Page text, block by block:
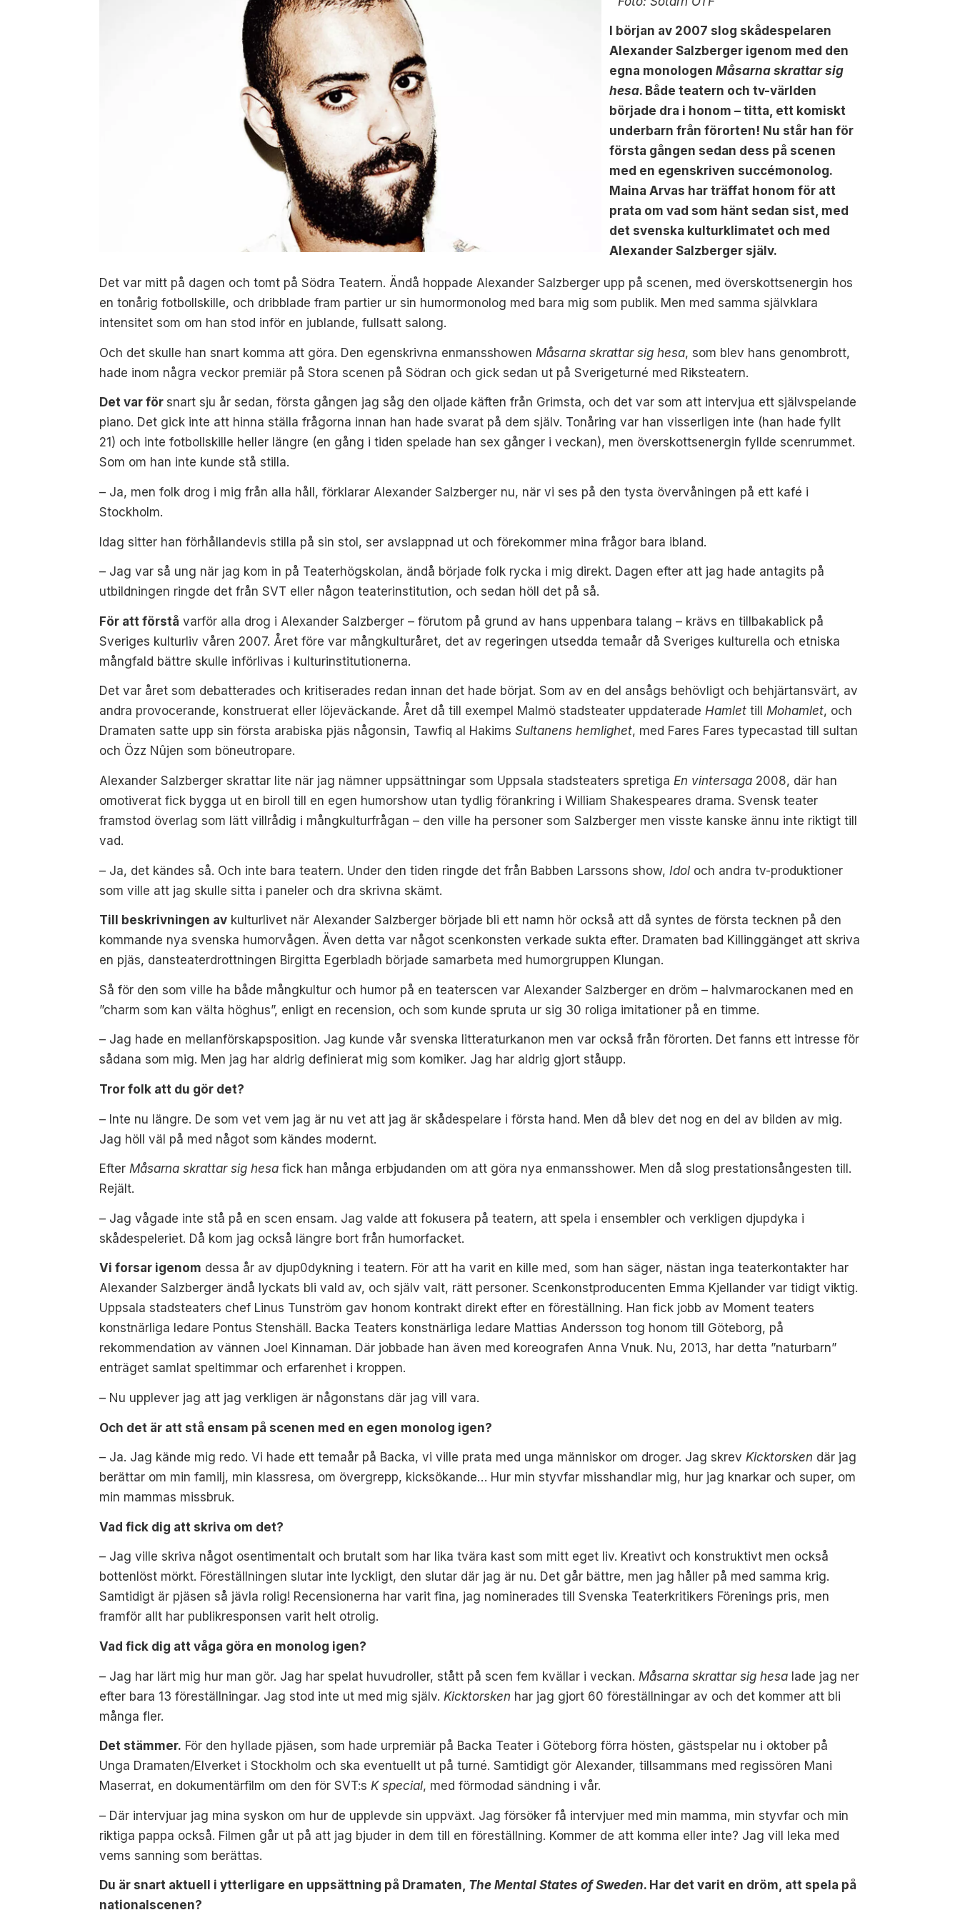
I början av 2007 slog skådespelaren
Alexander Salzberger igenom med den
egna monologenMåsarna skrattar sig
hesa. Både teatern och tv-världen
började dra i honom – titta, ett komiskt
underbarn från förorten! Nu står han för
första gången sedan dess på scenen
med en egenskriven succémonolog.
Maina Arvas har träffat honom för att
prata om vad som hänt sedan sist, med
det svenska kulturklimatet och med
Alexander Salzberger själv.
Det var mitt på dagen och tomt på Södra Teatern. Ändå hoppade Alexander Salzberger upp på scenen, med överskottsenergin hos
en tonårigfotbollskille, och dribbladefram partier ur sin humormonolog med bara mig som publik. Men med samma självklara
intensitet som om han stod inför en jublande, fullsatt salong.
Och det skulle han snart komma att göra. Den egenskrivna enmansshowen Måsarna skrattar sig hesa, som blev hans genombrott,
hade inom några veckor premiär på Stora scenen på Södran och gick sedan ut på Sverigeturné med Riksteatern.
Det var försnart sju år sedan, första gången jag såg den oljade käften från Grimsta, och det var som att intervjua ett självspelande
piano. Det gick inte att hinna ställa frågorna innan han hade svarat på dem själv. Tonåring var han visserligen inte (han hade fyllt
21) och inte fotbollskille heller längre (en gång i tiden spelade han sex gånger i veckan), men överskottsenergin fyllde scenrummet.
Som om han inte kunde stå stilla.
– Ja, men folk drog i mig från alla håll,förklarar Alexander Salzberger nu, när vises på den tysta övervåningen på ett kafé i
Stockholm.
Idag sitter han förhållandevis stilla påsin stol, ser avslappnad ut och förekommer mina frågor bara ibland.
– Jag var så ung när jag kom in på Teaterhögskolan, ändå började folk rycka i mig direkt. Dagen efter att jag hade antagits på
utbildningen ringde det från SVT eller någon teaterinstitution, och sedan höll det på så.
För att förstå varför alla drog i AlexanderSalzberger – förutom på grund av hans uppenbara talang – krävs en tillbakablick på
Sveriges kulturliv våren 2007. Året före var mångkulturåret, det av regeringen utsedda temaår då Sveriges kulturella och etniska
mångfald bättre skulle införlivas i kulturinstitutionerna.
Det var året som debatterades och kritiserades redan innan det hade börjat. Som av en del ansågs behövligt och behjärtansvärt, av
andra provocerande, konstruerat eller löjeväckande. Året då till exempel Malmö stadsteater uppdateradeHamlet tillMohamlet, och
Dramaten satte upp sin första arabiska pjäs någonsin, Tawfiq al HakimsSultanens hemlighet, med Fares Fares typecastad till sultan
och Özz Nûjen som böneutropare.
Alexander Salzberger skrattar lite när jag nämner uppsättningar som Uppsala stadsteaters spretiga En vintersaga 2008, där han
omotiverat fick bygga ut en biroll till en egen humorshow utan tydlig förankring i William Shakespeares drama. Svensk teater
framstod överlag som lätt villrådig i mångkulturfrågan – den ville ha personer som Salzberger men visste kanske ännu inte riktigt till
vad.
– Ja, det kändes så. Och inte bara teatern. Under den tiden ringde det från Babben Larssons show, Idol och andra tv-produktioner
som ville att jag skulle sitta i paneler och dra skrivna skämt.
Till beskrivningen av kulturlivet när Alexander Salzberger började bli ett namn hör också att då syntes de första tecknen på den
kommande nya svenska humorvågen. Även detta var något scenkonsten verkade sukta efter. Dramaten bad Killinggänget att skriva
en pjäs, dansteaterdrottningen Birgitta Egerbladh började samarbeta med humorgruppen Klungan.
Så för den som ville ha både mångkultur och humor på enteaterscen var Alexander Salzberger en dröm – halvmarockanen med en
”charm som kanvälta höghus”, enligt en recension, och som kunde spruta ur sig 30 roliga imitationer på en timme.
– Jag hade en mellanförskapsposition. Jag kunde vårsvenska litteraturkanon men var också från förorten. Detfanns ett intresse för
sådana som mig. Men jag har aldrig definierat mig som komiker. Jag har aldrig gjort ståupp.
Tror folk att du gör det?
– Inte nu längre. De som vet vem jag är nu vet att jag är skådespelare i första hand. Men då blev det nog en del av bilden av mig.
Jag höll väl på med något som kändes modernt.
Efter Måsarna skrattar sig hesa fick han många erbjudanden om att göra nya enmansshower. Men då slog prestationsångesten till.
Rejält.
– Jag vågade inte stå på en scen ensam. Jag valde att fokusera på teatern, att spela i ensembler och verkligen djupdyka i
skådespeleriet. Då kom jag också längre bort från humorfacket.
Vi forsar igenom dessa år av djup0dykning i teatern. För att ha varit en kille med, som han säger, nästan inga teaterkontakter har
Alexander Salzberger ändå lyckats bli vald av, och själv valt, rätt personer. Scenkonstproducenten Emma Kjellander var tidigt viktig.
Uppsala stadsteaters chef Linus Tunström gav honom kontrakt direkt efter en föreställning. Han fick jobb av Moment teaters
konstnärliga ledare PontusStenshäll. Backa Teaters konstnärliga ledare Mattias Andersson tog honom till Göteborg, på
rekommendation avvännen Joel Kinnaman. Där jobbade han även med koreografen Anna Vnuk. Nu, 2013, har detta ”naturbarn”
enträget samlat speltimmar och erfarenhet i kroppen.
– Nu upplever jag att jag verkligen är någonstans där jag vill vara.
Och det är att stå ensam på scenen med en egen monolog igen?
– Ja. Jag kände mig redo. Vi hade etttemaår på Backa, vi ville prata med unga människor om droger. Jag skrev Kicktorsken där jag
berättar om min familj, min klassresa, om övergrepp, kicksökande… Hur min styvfar misshandlar mig, hur jag knarkar och super, om
min mammas missbruk.
Vad fick dig att skriva om det?
– Jag ville skriva något osentimentalt och brutalt som har lika tvära kast som mitt eget liv. Kreativt och konstruktivt men också
bottenlöst mörkt. Föreställningen slutar inte lyckligt, den slutar där jag är nu. Det går bättre, men jag håller på med samma krig.
Samtidigt är pjäsen så jävla rolig! Recensionerna har varit fina, jag nominerades till Svenska Teaterkritikers Förenings pris, men
framför allt har publikresponsen varit helt otrolig.
Vad fick dig att våga göra en monolog igen?
– Jag har lärt mig hur man gör. Jag harspelat huvudroller, stått på scen fem kvällar i veckan. Måsarna skrattar sig hesa lade jag ner
efter bara 13 föreställningar. Jag stod inte ut med mig själv. Kicktorsken har jag gjort 60 föreställningar av och det kommer att bli
mångafler.
Det stämmer. För den hyllade pjäsen, som hade urpremiär på Backa Teater i Göteborg förra hösten, gästspelar nu i oktober på
Unga Dramaten/Elverket i Stockholm och ska eventuellt ut på turné. Samtidigt gör Alexander, tillsammans med regissören Mani
Maserrat, en dokumentärfilm om den för SVT:s K special, med förmodad sändning i vår.
– Där intervjuar jag mina syskon om hur de upplevde sin uppväxt. Jag försöker få intervjuer med min mamma, min styvfar och min
riktiga pappa också. Filmen går ut på att jag bjuder in dem till en föreställning. Kommer de att komma eller inte? Jag vill leka med
vems sanning som berättas.
Du är snart aktuell i ytterligare en uppsättning på Dramaten, The Mental States of Sweden. Har det varit en dröm, att spela på
nationalscenen?